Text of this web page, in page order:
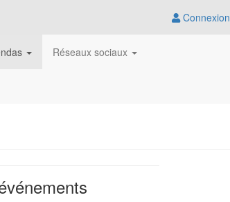
Connexion
Réseaux sociaux